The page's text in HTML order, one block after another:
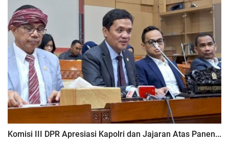
Komisi III DPR Apresiasi Kapolri dan Jajaran Atas Panen...